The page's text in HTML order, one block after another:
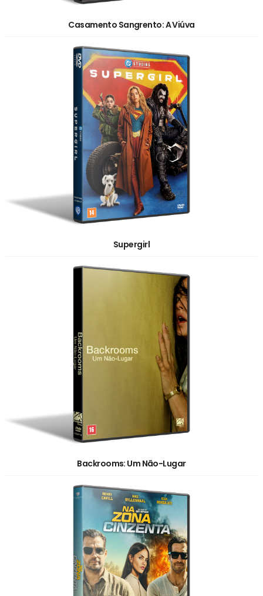
Casamento Sangrento: A Viúva
Supergirl
Backrooms: Um Não-Lugar